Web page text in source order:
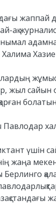
жаппай
ақ
жыл сайын
үшін
жаңа